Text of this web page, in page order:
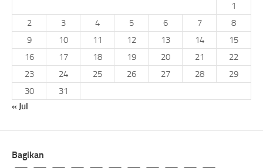
1
2
3 4 5 6 7
8
9
10 11 12 13 14
15
16
17 18 19 20 21
22
23
24 25 26 27 28
29
30
31
« Jul
Bagikan